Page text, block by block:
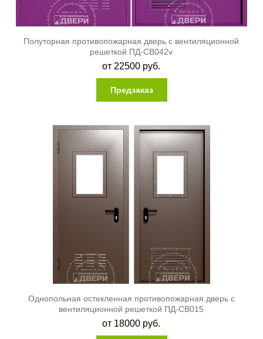
Полуторная противопожарная дверь с вентиляционной
решеткой ПД-СВ042v
от 22500 руб.
Предзаказ
Однопольная остекленная противопожарная дверь с
вентиляционной решеткой ПД-СВ015
от 18000 руб.